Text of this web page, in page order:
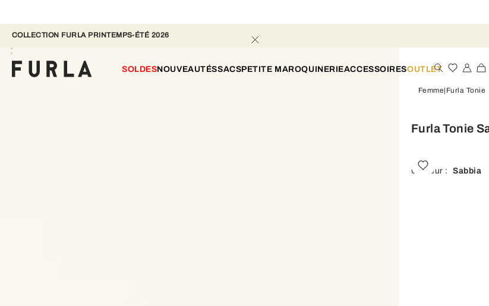
COLLECTION FURLA PRINTEMPS-ÉTÉ 2026
SOLDESNOUVEAUTÉSSACSPETITE MAROQUINERIEACCESSOIRESOUTLET
Femme Furla Tonie
Furla Tonie
Couleur : Sabbia